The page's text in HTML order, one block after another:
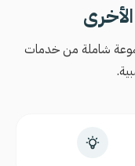
شاملة من خدمات